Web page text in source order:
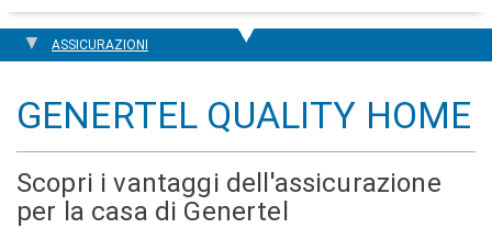
ASSICURAZIONI
GENERTEL QUALITY HOME
Scopri i vantaggi dell'assicurazione
per la casa di Genertel